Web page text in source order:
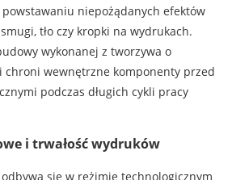
powstawaniu niepożądanych efektów
tło czy kropki na wydrukach.
wykonanej z tworzywa o
chroni wewnętrzne komponenty przed
podczas długich cykli pracy
i trwałość wydruków
się w reżimie technologicznym